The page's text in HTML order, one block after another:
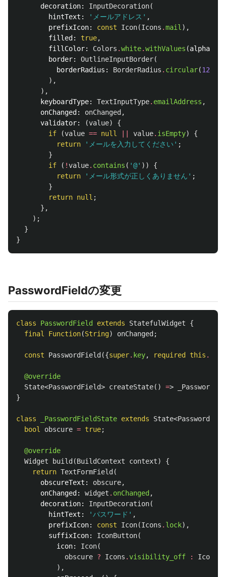
decoration:
InputDecoration(
hintText:
'メールアドレス' ,
prefixIcon:
const Icon(Icons .mail ),
filled:
true,
fillColor:
Colors .white.withValues (alpha:
border:
OutlineInputBorder(
borderRadius:
BorderRadius . circular(12
),
),
keyboardType:
TextInputType. emailAddress ,
onChanged:
onChanged ,
validator:
(value)
{
if
(value == null value. isEmpty)
{
return
'メールを入力してください' ;
}
if
( !value. contains ( '@' ))
{
return
'メール形式が正しくありません' ;
}
return null ;
},
);
}
}
PasswordFieldの変更
class PasswordField extends StatefulWidget
{
final
Function(String) onChanged ;
const PasswordField ({super. key, required this .
@override
State<PasswordField> createState() =>
}
class _PasswordFieldState extends State<
bool
obscure = true;
@override
Widget
build (BuildContext context)
{
return TextFormField (
obscureText:
obscure,
onChanged:
widget . onChanged ,
decoration:
InputDecoration(
hintText:
'パスワード' ,
prefixIcon:
const Icon(Icons . lock),
suffixIcon:
IconButton(
icon:
Icon(
obscure ? Icons .visibility_off : Icons
),